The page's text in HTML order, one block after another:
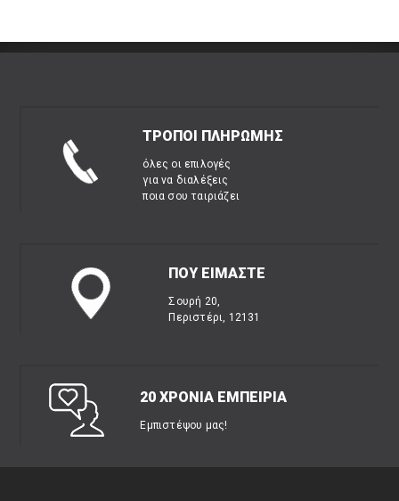
ΤΡΟΠΟΙ ΠΛΗΡΩΜΗΣ
όλες οι επιλογές
για να διαλέξεις
ποια σου ταιριάζει
ΠΟΥ ΕΙΜΑΣΤΕ
Σουρή 20,
Περιστέρι, 12131
20 ΧΡΟΝΙΑ ΕΜΠΕΙΡΙΑ
Εμπιστέψου μας!